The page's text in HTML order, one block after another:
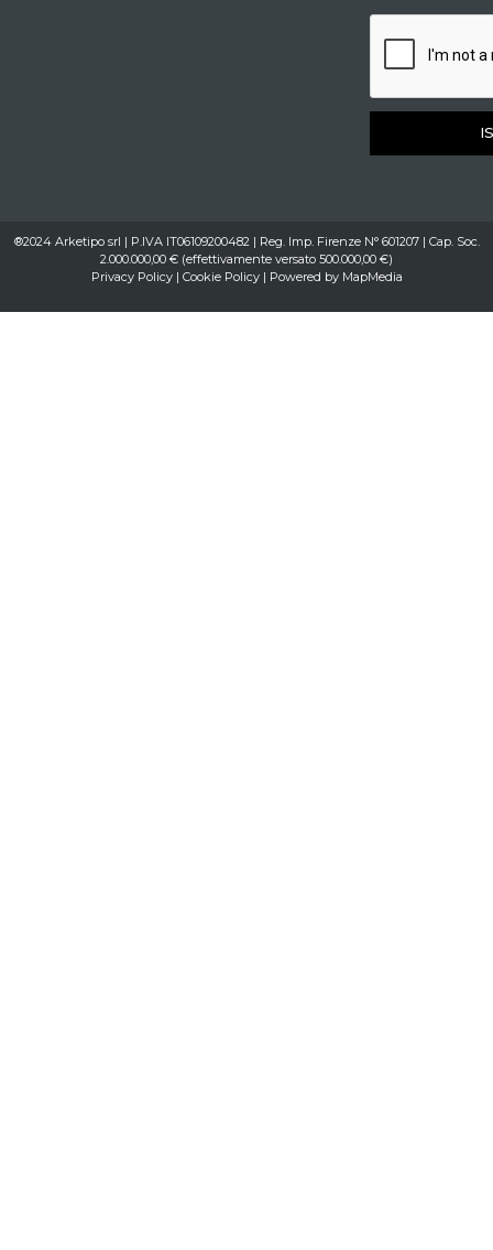
®2024 Arketipo srl | P.IVA IT06109200482 | Reg. Imp. Firenze N° 601207 | Cap. Soc.
2.000.000,00 € (effettivamente versato 500.000,00 €)
Privacy Policy| Cookie Policy| Powered by MapMedia